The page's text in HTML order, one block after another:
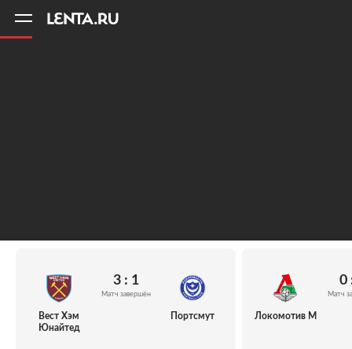
Вест Хэм
Юнайтед
3 : 1
Матч завершён
Портсмут Локомотив М
0
Матч